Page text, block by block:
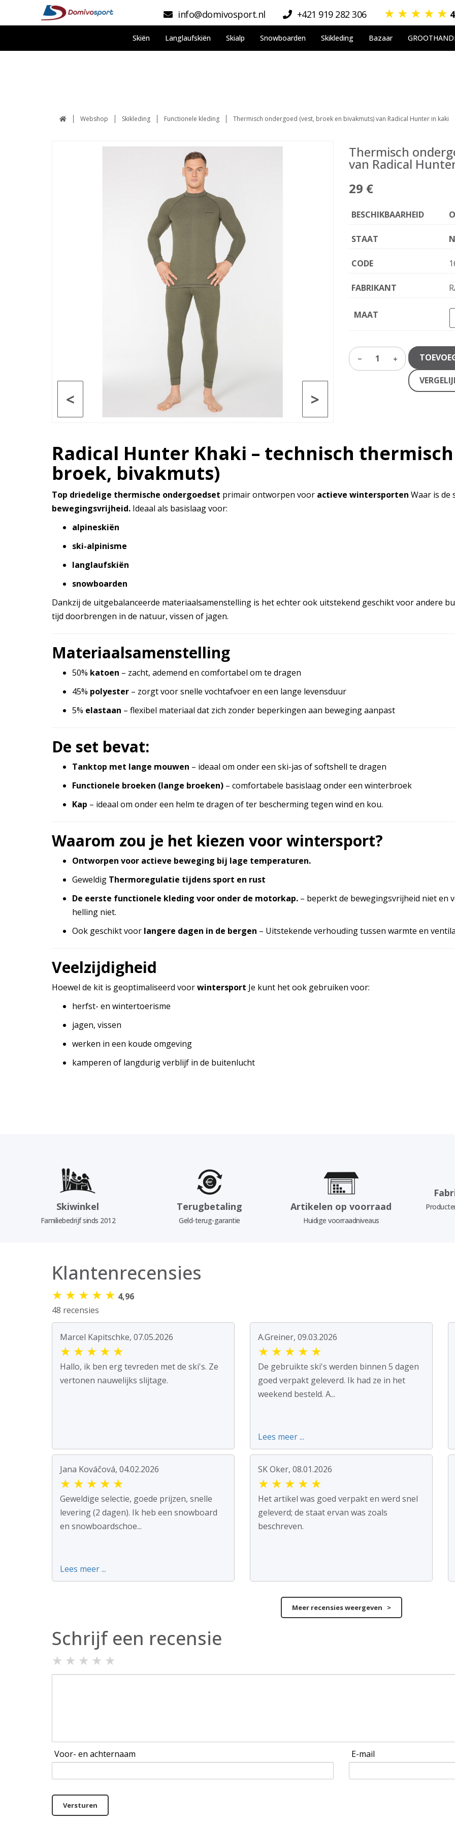
info@domivosport.nl +421 919 282 306 ★ ★ ★ ★ ★
Skiën Langlaufskiën Skialp Snowboarden Skikleding Bazaar
Webshop Skikleding Functionele kleding Thermisch ondergoed (vest, broek en bivakmuts) van Radical Hunter in kaki
>
<
Thermisch
van Radical
29 €
BESCHIKBAARHEID
STAAT
CODE
FABRIKANT
MAAT
1
Radical Hunter Khaki – technisch
broek, bivakmuts)
Top driedelige thermische ondergoedset primair ontworpen voor actieve wintersporten Waar is de
bewegingsvrijheid. Ideaal als basislaag voor:
alpineskiën
ski-alpinisme
langlaufskiën
snowboarden
Dankzij de uitgebalanceerde materiaalsamenstelling is het echter ook uitstekend geschikt voor andere
tijd doorbrengen in de natuur, vissen of jagen.
Materiaalsamenstelling
50% katoen – zacht, ademend en comfortabel om te dragen
45% polyester – zorgt voor snelle vochtafvoer en een lange levensduur
5% elastaan – flexibel materiaal dat zich zonder beperkingen aan beweging aanpast
De set bevat:
Tanktop met lange mouwen – ideaal om onder een ski-jas of softshell te dragen
Functionele broeken (lange broeken) – comfortabele basislaag onder een winterbroek
Kap – ideaal om onder een helm te dragen of ter bescherming tegen wind en kou.
Waarom zou je het kiezen voor wintersport?
Ontworpen voor actieve beweging bij lage temperaturen.
Geweldig Thermoregulatie tijdens sport en rust
De eerste functionele kleding voor onder de motorkap. – beperkt de bewegingsvrijheid niet
helling niet.
Ook geschikt voor langere dagen in de bergen – Uitstekende verhouding tussen warmte en
Veelzijdigheid
Hoewel de kit is geoptimaliseerd voorwintersport Je kunt het ook gebruiken voor:
herfst- en wintertoerisme
jagen, vissen
werken in een koude omgeving
kamperen of langdurig verblijf in de buitenlucht
Skiwinkel
Familiebedrijf sinds 2012
Terugbetaling
Geld-terug-garantie
Artikelen op voorraad
Huidige voorraadniveaus
Klantenrecensies
★ ★ ★ ★ ★ 4,96
48 recensies
Marcel Kapitschke, 07.05.2026
★ ★ ★ ★ ★
Hallo, ik ben erg tevreden met de ski's. Ze
vertonen nauwelijks slijtage.
A.Greiner, 09.03.2026
★ ★ ★ ★ ★
De gebruikte ski's werden binnen 5 dagen
goed verpakt geleverd. Ik had ze in het
weekend besteld. A...
Lees meer ...
Jana Kováčová, 04.02.2026
★ ★ ★ ★ ★
Geweldige selectie, goede prijzen, snelle
levering (2 dagen). Ik heb een snowboard
en snowboardschoe...
Lees meer ...
SK Oker, 08.01.2026
★ ★ ★ ★ ★
Het artikel was goed verpakt en werd snel
geleverd; de staat ervan was zoals
beschreven.
Meer recensies weergeven >
Schrijf een recensie
★ ★ ★ ★ ★
Voor- en achternaam E-mail
Versturen